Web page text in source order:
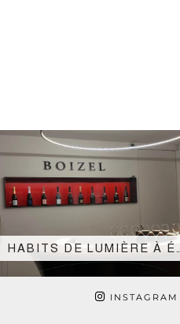
HABITS DE LUMIÈRE À É…
INSTAGRAM